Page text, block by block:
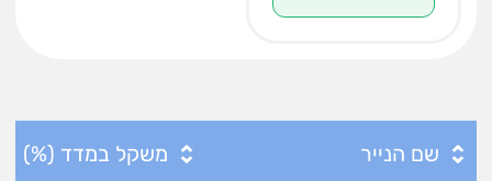
שם הנייר משקל במדד (%)